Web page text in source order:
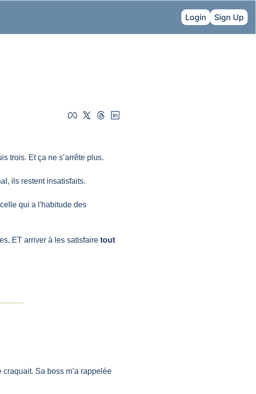
Login Sign Up
trois. Et ça ne s’arrête plus.
ils restent insatisfaits.
qui a l'habitude des
ET arriver à les satisfaire tout
Sa boss m’a rappelée